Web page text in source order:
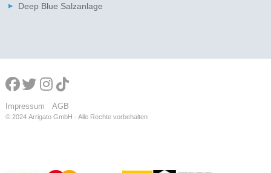
Deep Blue Salzanlage
Impressum AGB
© 2024 Arrigato GmbH - Alle Rechte vorbehalten